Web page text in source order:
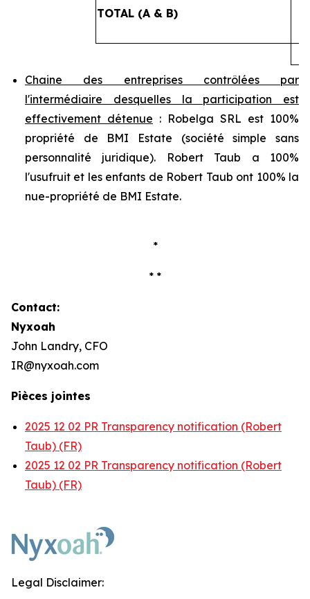
TOTAL (A & B)
Chaine des entreprises contrôlées par
l'intermédiaire desquelles la participation est
effectivement détenue : Robelga SRL est 100%
propriété de BMI Estate (société simple sans
personnalité juridique). Robert Taub a 100%
l'usufruit et les enfants de Robert Taub ont 100% la
nue-propriété de BMI Estate.
*
* *
Contact:
Nyxoah
John Landry, CFO
IR@nyxoah.com
Pièces jointes
2025 12 02 PR Transparency notification (Robert
Taub) (FR)
2025 12 02 PR Transparency notification (Robert
Taub) (FR)
Legal Disclaimer: